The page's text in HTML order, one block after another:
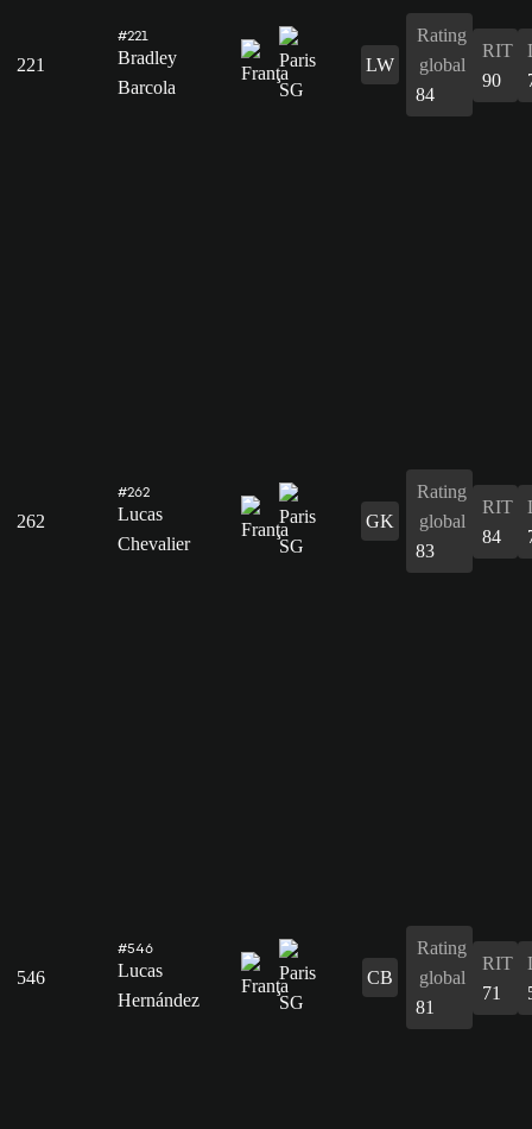
221
#221
Bradley
Barcola
LW
Rating
global
84
RIT
90
262
#262
Lucas
Chevalier
GK
Rating
global
83
RIT
84
546
#546
Lucas
Hernández
CB
Rating
global
81
RIT
71